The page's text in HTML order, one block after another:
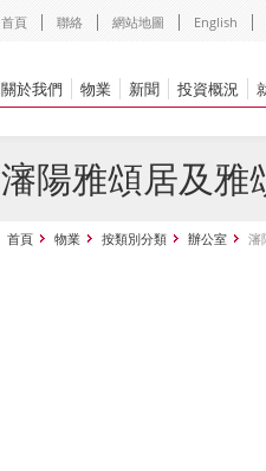
首頁 聯絡 網站地圖 English
關於我們 物業 新聞 投資概況
瀋陽雅頌居及雅
首頁 物業 按類別分類 辦公室 瀋